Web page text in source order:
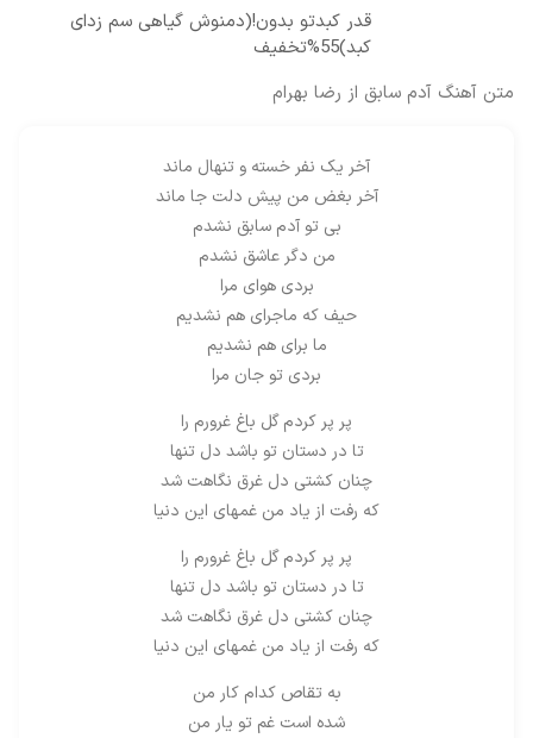
قدر کبدتو بدون!(دمنوش گیاهی سم زدای
کبد)55%تخفیف
متن آهنگ آدم سابق از رضا بهرام
آخر یک نفر خسته و تنهال ماند
آخر بغض من پیش دلت جا ماند
بی تو آدم سابق نشدم
من دگر عاشق نشدم
بردی هوای مرا
حیف که ماجرای هم نشدیم
ما برای هم نشدیم
بردی تو جان مرا
پر پر کردم گل باغ غرورم را
تا در دستان تو باشد دل تنها
چنان کشتی دل غرق نگاهت شد
که رفت از یاد من غمهای این دنیا
پر پر کردم گل باغ غرورم را
تا در دستان تو باشد دل تنها
چنان کشتی دل غرق نگاهت شد
که رفت از یاد من غمهای این دنیا
به تقاص کدام کار من
شده است غم تو یار من